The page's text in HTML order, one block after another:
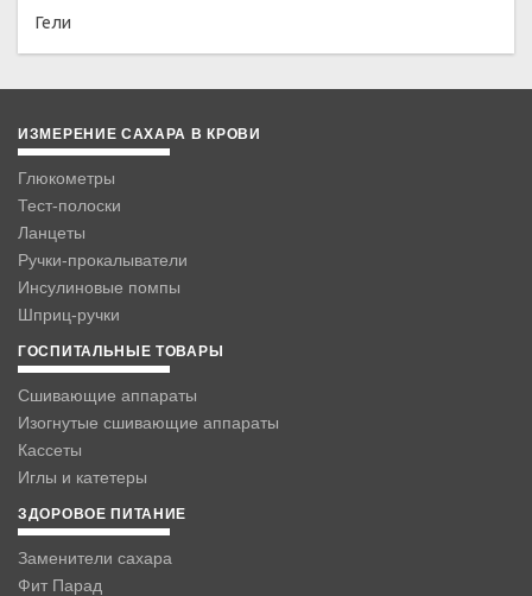
Гели
ИЗМЕРЕНИЕ САХАРА В КРОВИ
Глюкометры
Тест-полоски
Ланцеты
Ручки-прокалыватели
Инсулиновые помпы
Шприц-ручки
ГОСПИТАЛЬНЫЕ ТОВАРЫ
Сшивающие аппараты
Изогнутые сшивающие аппараты
Кассеты
Иглы и катетеры
ЗДОРОВОЕ ПИТАНИЕ
Заменители сахара
Фит Парад